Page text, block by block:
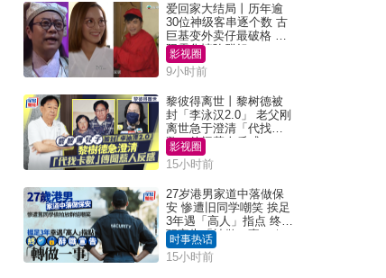
爱回家大结局丨历年逾
30位神级客串逐个数 古
巨基变外卖仔最破格 欧
阳震华情陷群姐
影视圈
9小时前
黎彼得离世丨黎树德被
封「李泳汉2.0」 老父刚
离世急于澄清「代找卡
数」传闻惹人反感
影视圈
15小时前
27岁港男家道中落做保
安 惨遭旧同学嘲笑 挨足
3年遇「高人」指点 终辞
职宣告「转做一事」｜
Juicy叮
时事热话
15小时前